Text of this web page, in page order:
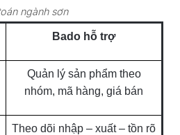
ngành sơn
Bado hỗ trợ
Quản lý sản phẩm theo
nhóm, mã hàng, giá bán
Theo dõi nhập – xuất – tồn rõ